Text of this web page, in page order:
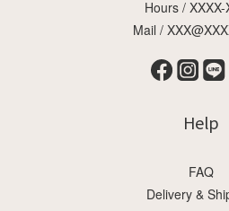
Hours / XXXX-
Mail /
Help
FAQ
Delivery &